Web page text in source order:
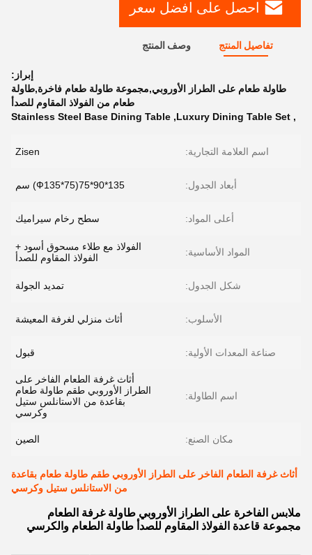
احصل على افضل سعر
تفاصيل المنتج وصف المنتج
إبراز:
طاولة طعام على الطراز الأوروبي,مجموعة طاولة طعام فاخرة,طاولة
طعام من الفولاذ المقاوم للصدأ
,
Luxury Dining Table Set
,
Stainless Steel Base Dining Table
اسم العلامة التجارية: Zisen
أبعاد الجدول: 135*90*75(Ф135*75) سم
أعلى المواد: سطح رخام سيراميك
المواد الأساسية:
الفولاذ مع طلاء مسحوق أسود +
الفولاذ المقاوم للصدأ
شكل الجدول: تمديد الجولة
الأسلوب: أثاث منزلي لغرفة المعيشة
صناعة المعدات الأولية: قبول
اسم الطاولة:
أثاث غرفة الطعام الفاخر على
الطراز الأوروبي طقم طاولة طعام
بقاعدة من الاستانلس ستيل
وكرسي
مكان الصنع: الصين
أثاث غرفة الطعام الفاخر على الطراز الأوروبي طقم طاولة طعام بقاعدة
من الاستانلس ستيل وكرسي
ملابس الفاخرة على الطراز الأوروبي طاولة غرفة الطعام
مجموعة قاعدة الفولاذ المقاوم للصدأ طاولة الطعام والكرسي